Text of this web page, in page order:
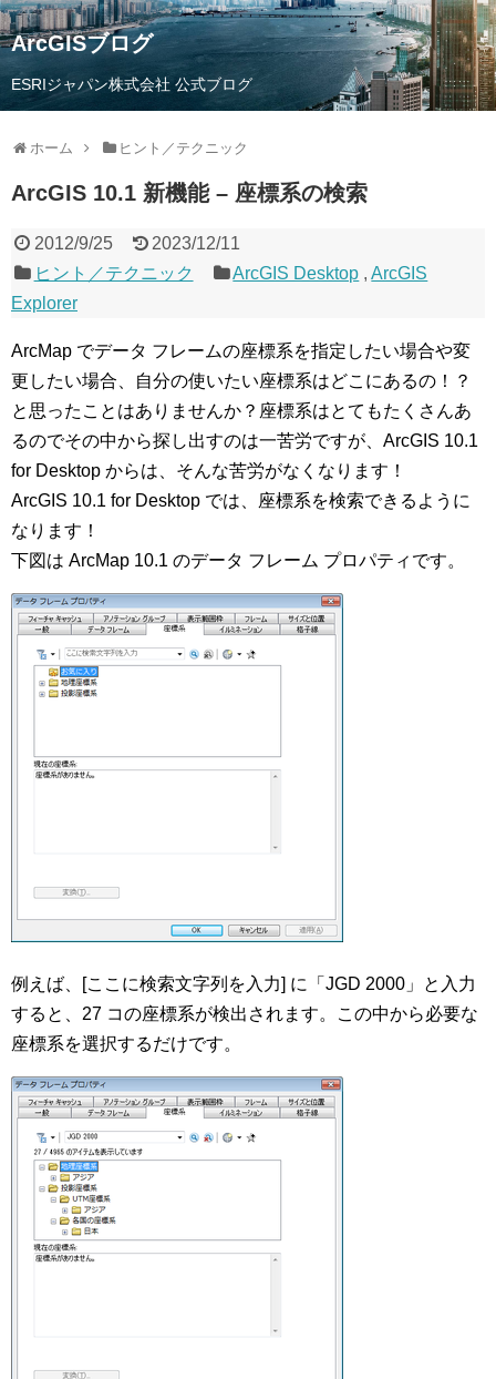
ArcGISブログ
ESRIジャパン株式会社 公式ブログ
ホーム ヒント／テクニック
ArcGIS 10.1 新機能 – 座標系の検索
2012/9/25
2023/12/11
ヒント／テクニック
ArcGIS Desktop ,ArcGIS
Explorer
ArcMap でデータ フレームの座標系を指定したい場合や変
更したい場合、自分の使いたい座標系はどこにあるの！？
と思ったことはありませんか？座標系はとてもたくさんあ
るのでその中から探し出すのは一苦労ですが、ArcGIS 10.1
for Desktop からは、そんな苦労がなくなります！
ArcGIS 10.1 for Desktop では、座標系を検索できるように
なります！
下図は ArcMap 10.1 のデータ フレーム プロパティです。
例えば、[ここに検索文字列を入力] に「JGD 2000」と入力
すると、27 コの座標系が検出されます。この中から必要な
座標系を選択するだけです。